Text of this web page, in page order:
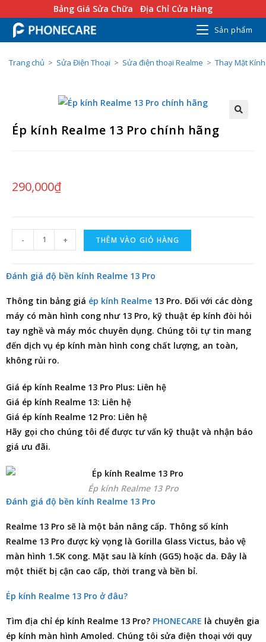
Bảng Giá Sửa Chữa Địa Chỉ Cửa Hàng
Sản phẩm
Trang chủ > Sửa Điện Thoại > Sửa điện thoại Realme > Thay Mặt
Ép kính Realme 13 Pro chính hãng
290,000₫
- + THÊM VÀO GIỎ HÀNG
Đánh giá độ bền kính Realme 13 Pro
Thông tin bảng giá ép kính Realme 13 Pro. Đối với các dòng
máy có màn hình cong như 13 Pro, kỹ thuật ép kính đòi hỏi
tay nghề và máy móc chuyên dụng. Chúng tôi tự tin mang
đến dịch vụ ép kính màn hình cong chất lượng, an toàn,
không rủi ro.
Giá ép kính Realme 13 Pro Plus: Liên hệ
Giá ép kính Realme 13: Liên hệ
Giá ép kính Realme 12 Pro: Liên hệ
Hãy gọi cho chúng tôi để được tư vấn kỹ thuật và nhận báo
giá ưu đãi.
Ép kính Realme 13 Pro
Đánh giá độ bền kính Realme 13 Pro
Realme 13 Pro sẽ là một bản nâng cấp. Thông số kính
Realme 13 Pro được kỳ vọng là Gorilla Glass Victus, bảo vệ
màn hình 1.5K cong. Mặt sau là kính (GG5) hoặc da. Đây là
một thiết bị cận cao cấp, thời trang và bền bỉ.
Ép kính Realme 13 Pro ở đâu?
Tìm địa chỉ ép kính Realme 13 Pro? PHONECARE là chuyên gia
ép kính màn hình Amoled. Chúng tôi sửa điện thoại với quy